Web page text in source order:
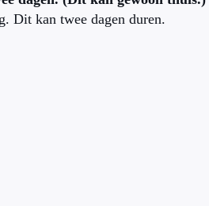
Dit kan twee dagen duren.